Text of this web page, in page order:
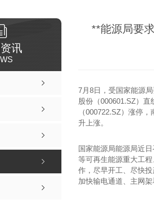
讯
**能源局要
7月8日，受国家能源
股份（000601.SZ）
（000722.SZ）涨停
升上涨。
国家能源局能源局近
等可再生能源重大工
作，尽早开工、尽快
加快输电通道、主网架